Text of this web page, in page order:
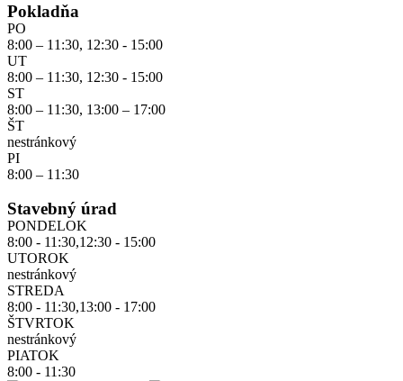
Pokladňa
PO
8:00 – 11:30, 12:30 - 15:00
UT
8:00 – 11:30, 12:30 - 15:00
ST
8:00 – 11:30, 13:00 – 17:00
ŠT
nestránkový
PI
8:00 – 11:30
Stavebný úrad
PONDELOK
8:00 - 11:30,12:30 - 15:00
UTOROK
nestránkový
STREDA
8:00 - 11:30,13:00 - 17:00
ŠTVRTOK
nestránkový
PIATOK
8:00 - 11:30